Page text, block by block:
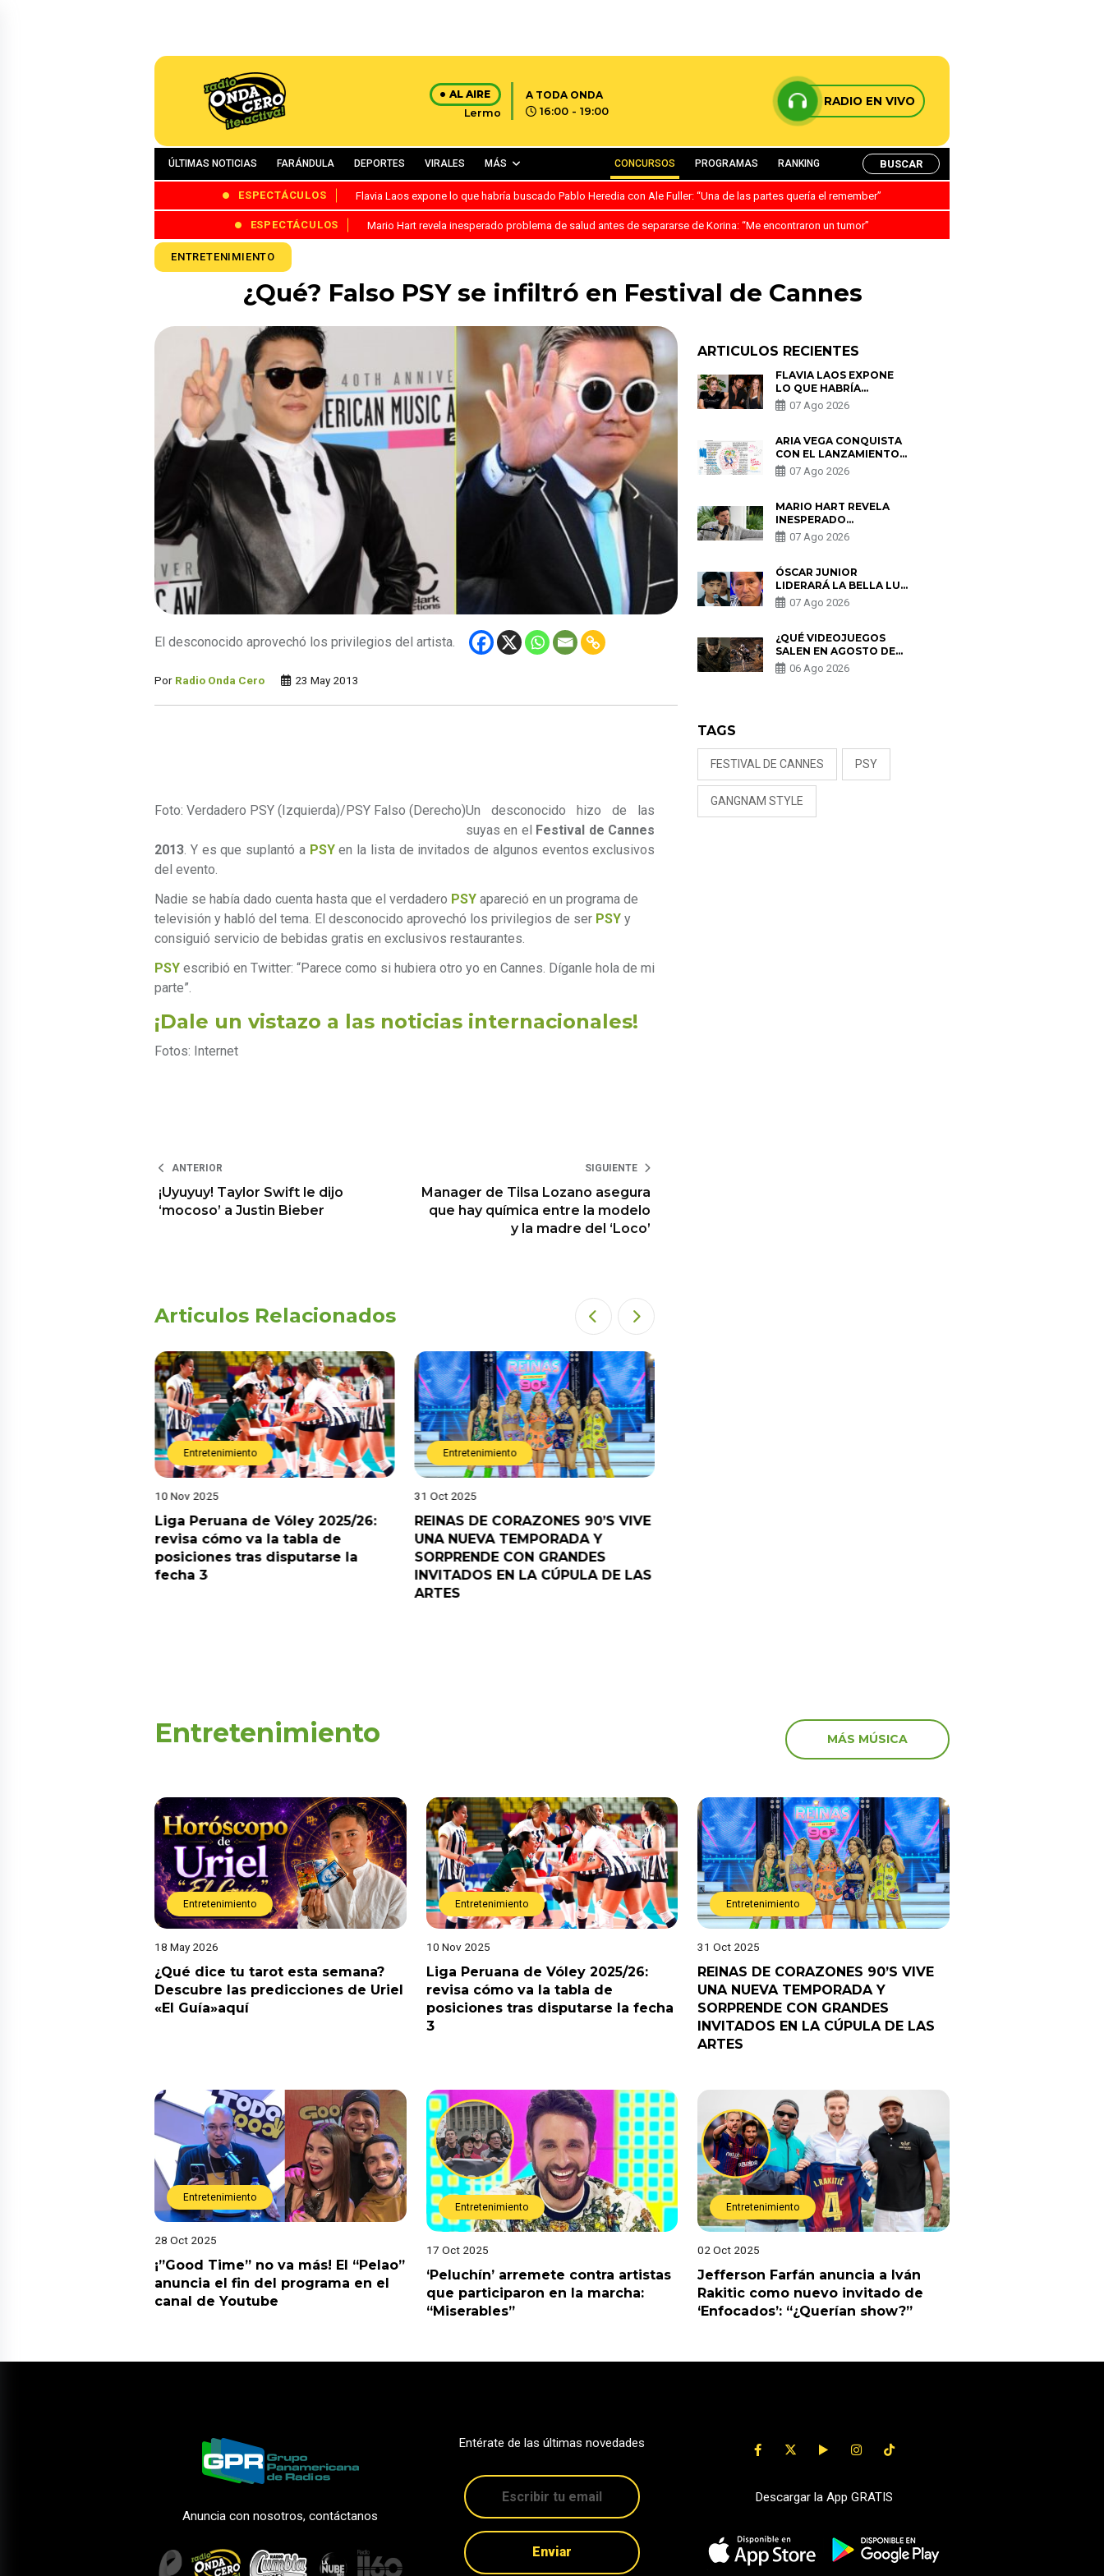
AL AIRE
Lermo
A TODA ONDA
16:00 - 19:00
RADIO EN VIVO
ÚLTIMAS NOTICIAS FARÁNDULA DEPORTES VIRALES MÁS CONCURSOS PROGRAMAS RANKING BUSCAR
ESPECTÁCULOS Flavia Laos expone lo que habría buscado Pablo Heredia con Ale Fuller: “Una de las partes quería el remember”
ESPECTÁCULOS Mario Hart revela inesperado problema de salud antes de separarse de Korina: “Me encontraron un tumor”
ENTRETENIMIENTO
¿Qué? Falso PSY se infiltró en Festival de Cannes
El desconocido aprovechó los privilegios del artista.
Por Radio Onda Cero 23 May 2013
Foto: Verdadero PSY (Izquierda)/PSY Falso (Derecho)Un desconocido hizo de las
suyas en el
Festival de Cannes
2013. Y es que suplantó a PSYen la lista de invitados de algunos eventos exclusivos
del evento.
Nadie se había dado cuenta hasta que el verdadero PSY apareció en un programa de
televisión y habló del tema. El desconocido aprovechó los privilegios de ser PSY y
consiguió servicio de bebidas gratis en exclusivos restaurantes.
PSY escribió en Twitter: “Parece como si hubiera otro yo en Cannes. Díganle hola de mi
parte”.
¡Dale un vistazo a las noticias internacionales!
Fotos: Internet
ANTERIOR
¡Uyuyuy! Taylor Swift le dijo
‘mocoso’ a Justin Bieber
SIGUIENTE
Manager de Tilsa Lozano asegura
que hay química entre la modelo
y la madre del ‘Loco’
Articulos Relacionados
Entretenimiento
10 Nov 2025
Liga Peruana de Vóley 2025/26:
revisa cómo va la tabla de
posiciones tras disputarse la
fecha 3
Entretenimiento
31 Oct 2025
REINAS DE CORAZONES 90’S VIVE
UNA NUEVA TEMPORADA Y
SORPRENDE CON GRANDES
INVITADOS EN LA CÚPULA DE LAS
ARTES
ARTICULOS RECIENTES
FLAVIA LAOS EXPONE
LO QUE HABRÍA
BUSCADO PABLO
HEREDIA CON ALE
PARTES QUERÍA EL
REMEMBER”
07 Ago 2026
ARIA VEGA CONQUISTA
CON EL LANZAMIENTO
DE “TOTOTO (+4)”
07 Ago 2026
MARIO HART REVELA
INESPERADO
PROBLEMA DE SALUD
ANTES DE SEPARARSE
ENCONTRARON UN
TUMOR”
07 Ago 2026
ÓSCAR JUNIOR
LIDERARÁ LA BELLA LUZ
TRAS SALIDA DE SU
PADRE POR POLÉMICA
07 Ago 2026
¿QUÉ VIDEOJUEGOS
SALEN EN AGOSTO DE
2026? ESTOS SON LOS
ESTRENOS MÁS
06 Ago 2026
TAGS
FESTIVAL DE CANNES PSY
GANGNAM STYLE
Entretenimiento MÁS MÚSICA
Entretenimiento
18 May 2026
¿Qué dice tu tarot esta semana?
Descubre las predicciones de Uriel
«El Guía»aquí
Entretenimiento
10 Nov 2025
Liga Peruana de Vóley 2025/26:
revisa cómo va la tabla de
posiciones tras disputarse la fecha
3
Entretenimiento
31 Oct 2025
REINAS DE CORAZONES 90’S VIVE
UNA NUEVA TEMPORADA Y
SORPRENDE CON GRANDES
INVITADOS EN LA CÚPULA DE LAS
ARTES
Entretenimiento
28 Oct 2025
¡”Good Time” no va más! El “Pelao”
anuncia el fin del programa en el
canal de Youtube
Entretenimiento
17 Oct 2025
‘Peluchín’ arremete contra artistas
que participaron en la marcha:
“Miserables”
Entretenimiento
02 Oct 2025
Jefferson Farfán anuncia a Iván
Rakitic como nuevo invitado de
‘Enfocados’: “¿Querían show?”
Anuncia con nosotros, contáctanos
Entérate de las últimas novedades
Enviar
Descargar la App GRATIS